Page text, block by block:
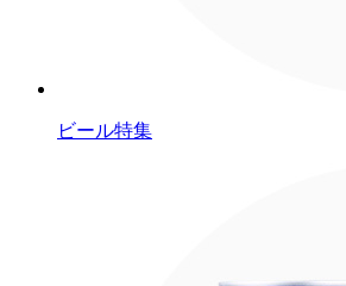
ビール特集